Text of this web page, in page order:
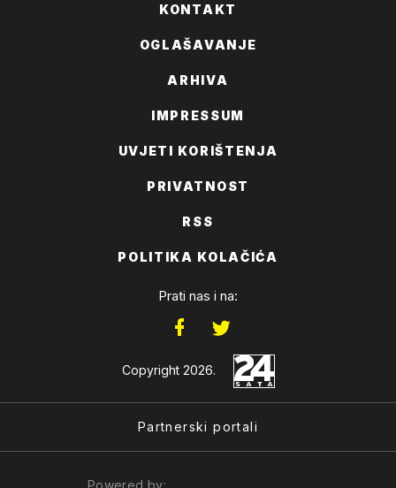
KONTAKT
OGLAŠAVANJE
ARHIVA
IMPRESSUM
UVJETI KORIŠTENJA
PRIVATNOST
RSS
POLITIKA KOLAČIĆA
Prati nas i na:
Copyright 2026.
Partnerski portali
Powered by: